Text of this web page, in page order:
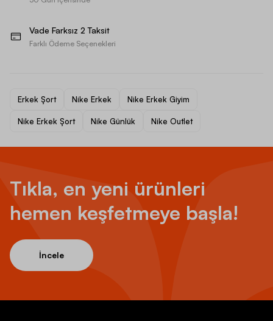
Vade Farksız 2 Taksit
Farklı Ödeme Seçenekleri
Erkek Şort Nike Erkek Nike Erkek Giyim
Nike Erkek Şort Nike Günlük Nike Outlet
Tıkla, en yeni ürünleri
hemen keşfetmeye başla!
İncele